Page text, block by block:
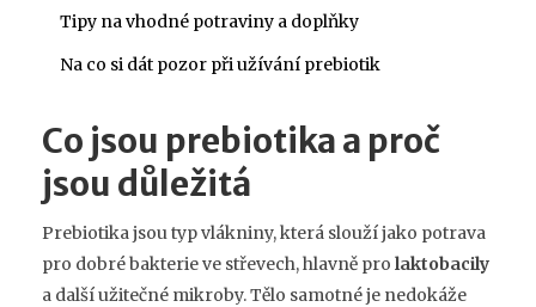
Tipy na vhodné potraviny a doplňky
Na co si dát pozor při užívání prebiotik
Co jsou prebiotika a proč
jsou důležitá
Prebiotika jsou typ vlákniny, která slouží jako potrava
pro dobré bakterie ve střevech, hlavně pro laktobacily
a další užitečné mikroby. Tělo samotné je nedokáže